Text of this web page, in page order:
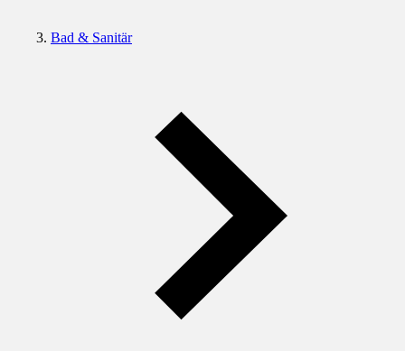
Bad & Sanitär